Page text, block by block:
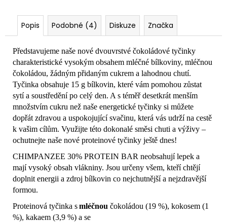
Popis Podobné (4) Diskuze Značka
Představujeme naše nové dvouvrstvé čokoládové tyčinky
charakteristické vysokým obsahem mléčné bílkoviny, mléčnou
čokoládou, žádným přidaným cukrem a lahodnou chutí.
Tyčinka obsahuje 15 g bílkovin, které vám pomohou zůstat
sytí a soustředění po celý den. A s téměř desetkrát menším
množstvím cukru než naše energetické tyčinky si můžete
dopřát zdravou a uspokojující svačinu, která vás udrží na cestě
k vašim cílům. Využijte této dokonalé směsi chuti a výživy –
ochutnejte naše nové proteinové tyčinky ještě dnes!
CHIMPANZEE 30% PROTEIN BAR neobsahují lepek a
mají vysoký obsah vlákniny. Jsou určeny všem, kteří chtějí
doplnit energii a zdroj bílkovin co nejchutnější a nejzdravější
formou.
Proteinová tyčinka smléčnou čokoládou (19 %), kokosem (1
%), kakaem (3,9 %) a se